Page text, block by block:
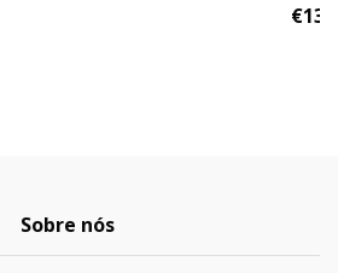
Sobre nós